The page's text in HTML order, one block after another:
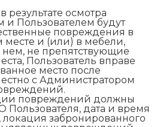
результате осмотра
Пользователем будут
повреждения в
месте и (или) в мебели,
не препятствующие
Пользователь вправе
место после
с Администратором
повреждений должны
Пользователя, дата и время
локация забронированного